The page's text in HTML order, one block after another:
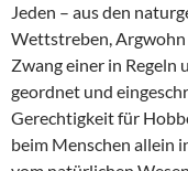
Jeden – aus den
Wettstreben, Argwohn
Zwang einer in Regeln
geordnet und
Gerechtigkeit für
beim Menschen allein